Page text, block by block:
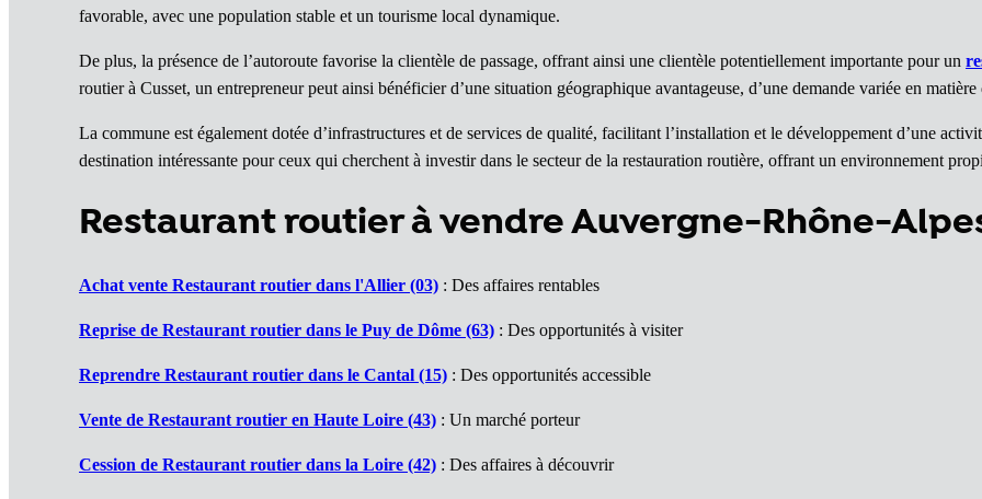
favorable, avec une population stable et un tourisme local dynamique.
De plus, la présence de l’autoroute favorise la clientèle de passage, offrant ainsi une clientèle potentiellement importante pour un
routier à Cusset, un entrepreneur peut ainsi bénéficier d’une situation géographique avantageuse, d’une demande variée en
La commune est également dotée d’infrastructures et de services de qualité, facilitant l’installation et le développement d’une
destination intéressante pour ceux qui cherchent à investir dans le secteur de la restauration routière, offrant un environnement
Restaurant routier à vendre Auvergne-Rhône-
Achat vente Restaurant routier dans l'Allier (03) : Des affaires rentables
Reprise de Restaurant routier dans le Puy de Dôme (63) : Des opportunités à visiter
Reprendre Restaurant routier dans le Cantal (15) : Des opportunités accessible
Vente de Restaurant routier en Haute Loire (43) : Un marché porteur
Cession de Restaurant routier dans la Loire (42) : Des affaires à découvrir